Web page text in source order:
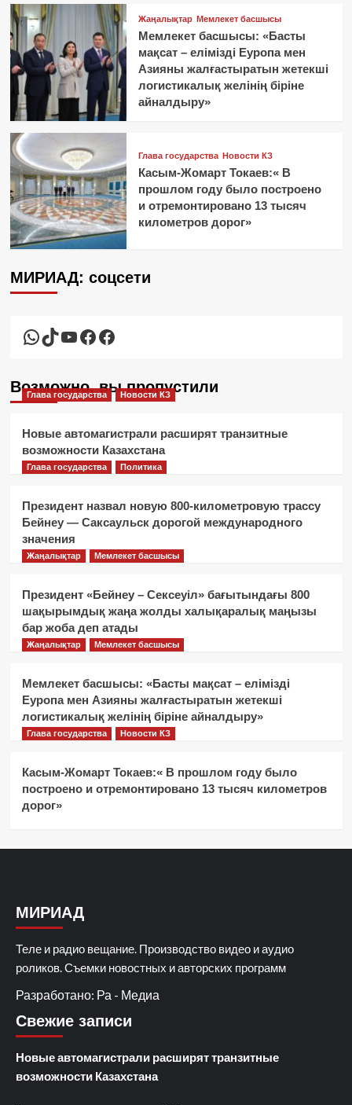
Жаңалықтар Мемлекет басшысы
Мемлекет басшысы: «Басты
мақсат – елімізді Еуропа мен
Азияны жалғастыратын жетекші
логистикалық желінің біріне
айналдыру»
Глава государства Новости КЗ
Касым-Жомарт Токаев:« В
прошлом году было построено
и отремонтировано 13 тысяч
километров дорог»
МИРИАД: соцсети
WhatsApp
TikTok
YouTube
Facebook
Facebook
Возможно, вы пропустили
Глава государства Новости КЗ
Новые автомагистрали расширят транзитные
возможности Казахстана
Глава государства Политика
Президент назвал новую 800-километровую трассу
Бейнеу — Саксаульск дорогой международного
значения
Жаңалықтар Мемлекет басшысы
Президент «Бейнеу – Сексеуіл» бағытындағы 800
шақырымдық жаңа жолды халықаралық маңызы
бар жоба деп атады
Жаңалықтар Мемлекет басшысы
Мемлекет басшысы: «Басты мақсат – елімізді
Еуропа мен Азияны жалғастыратын жетекші
логистикалық желінің біріне айналдыру»
Глава государства Новости КЗ
Касым-Жомарт Токаев:« В прошлом году было
построено и отремонтировано 13 тысяч километров
дорог»
МИРИАД
Теле и радио вещание. Производство видео и аудио
роликов. Съемки новостных и авторских программ
Разработано: Ра - Медиа
Свежие записи
Новые автомагистрали расширят транзитные
возможности Казахстана